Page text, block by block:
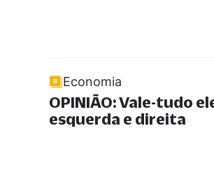
Economia
OPINIÃO: Vale-tudo
esquerda e direita